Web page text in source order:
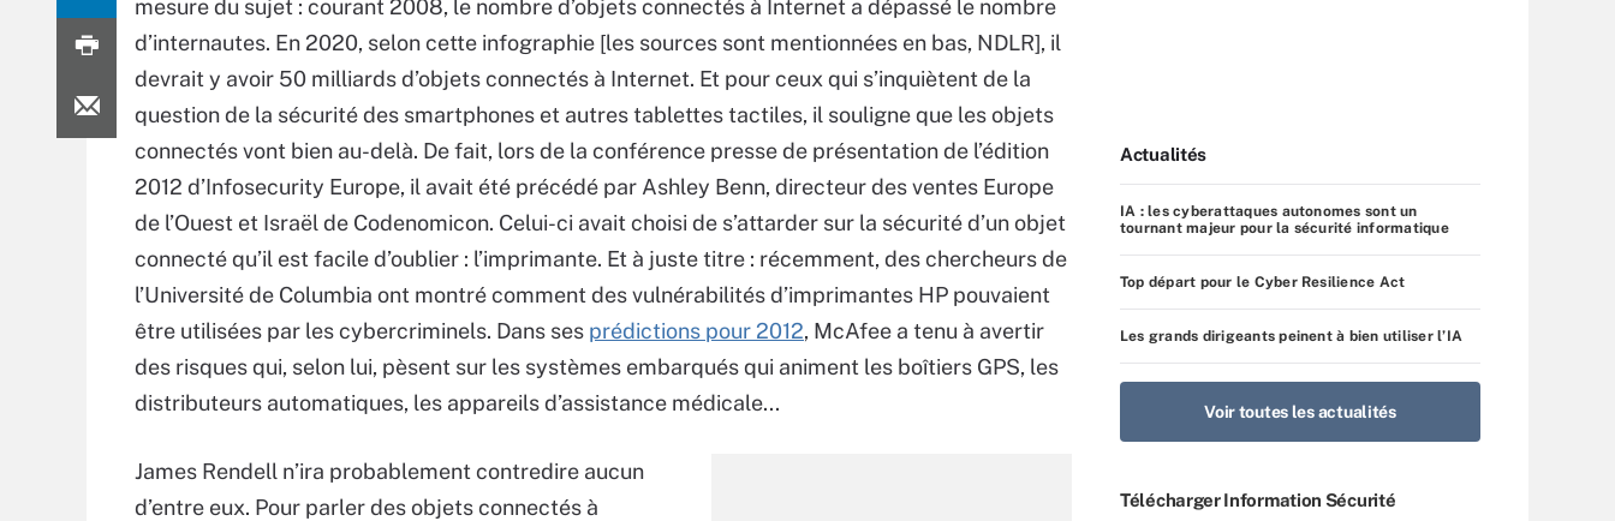
mesure du sujet : courant 2008, le nombre d’objets connectés à Internet a dépassé le nombre
d’internautes. En 2020, selon cette infographie [les sources sont mentionnées en bas, NDLR], il
devrait y avoir 50 milliards d’objets connectés à Internet. Et pour ceux qui s’inquiètent de la
question de la sécurité des smartphones et autres tablettes tactiles, il souligne que les objets
connectés vont bien au-delà. De fait, lors de la conférence presse de présentation de l’édition
2012 d’Infosecurity Europe, il avait été précédé par Ashley Benn, directeur des ventes Europe
de l’Ouest et Israël de Codenomicon. Celui-ci avait choisi de s’attarder sur la sécurité d’un objet
connecté qu’il est facile d’oublier : l’imprimante. Et à juste titre : récemment, des chercheurs de
l’Université de Columbia ont montré comment des vulnérabilités d’imprimantes HP pouvaient
être utilisées par les cybercriminels. Dans ses prédictions pour 2012, McAfee a tenu à avertir
des risques qui, selon lui, pèsent sur les systèmes embarqués qui animent les boîtiers GPS, les
distributeurs automatiques, les appareils d’assistance médicale...
James Rendell n’ira probablement contredire aucun
d’entre eux. Pour parler des objets connectés à
Actualités
IA : les cyberattaques autonomes sont un
tournant majeur pour la sécurité informatique
Top départ pour le Cyber Resilience Act
Les grands dirigeants peinent à bien utiliser l’IA
Voir toutes les actualités
Télécharger Information Sécurité